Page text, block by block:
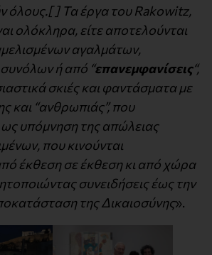
όλους.[ ] Τα έργα του Rakowitz,
ολόκληρα, είτε αποτελούνται
αγαλμάτων,
ή από “επανεμφανίσεις“,
σκιές και φαντάσματα με
και “ανθρωπιάς”, που
ως υπόμνηση της απώλειας
που κινούνται
έκθεση σε έκθεση κι από χώρα
συνειδήσεις έως την
της Δικαιοσύνης».